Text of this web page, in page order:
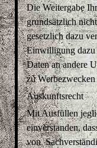
Die Weitergabe
grundsätzlich
gesetzlich dazu
Einwilligung dazu
Daten an andere
zu
Auskunftsrecht
Mit Ausfüllen
einverstanden,
von